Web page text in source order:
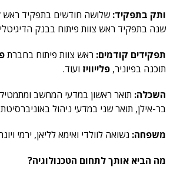
ותק בתפקיד:שלושה חודשים בתפקיד ראש
שנה בתפקיד ראש צוות פיתוח בבנק
תפקידים קודמים: ראש צוות פיתוח בחברת
תוכנה בפיוניר, פלייוויז ועוד.
השכלה: תואר ראשון במדעי המחשב
בר-אילן, תואר שני במדעי ניהול
משפחה: נשואה לוולדי ואימא לליאן, ירמי
מה הביא אותך לתחום הטכנולוגיה?